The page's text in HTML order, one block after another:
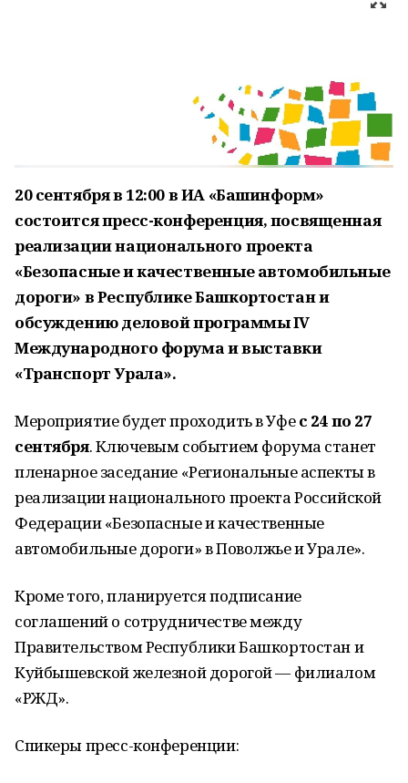
20 сентября в 12:00 в ИА «Башинформ»
состоится пресс-конференция, посвященная
реализации национального проекта
«Безопасные и качественные автомобильные
дороги» в Республике Башкортостан и
обсуждению деловой программы IV
Международного форума и выставки
«Транспорт Урала».
Мероприятие будет проходить в Уфес 24 по 27
сентября. Ключевым событием форума станет
пленарное заседание «Региональные аспекты в
реализации национального проекта Российской
Федерации «Безопасные и качественные
автомобильные дороги» в Поволжье и Урале».
Кроме того, планируется подписание
соглашений о сотрудничестве между
Правительством Республики Башкортостан и
Куйбышевской железной дорогой — филиалом
«РЖД».
Спикеры пресс-конференции: